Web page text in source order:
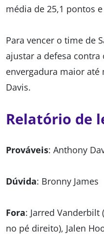
média de 25,1 pontos
Para vencer o time de
ajustar a defesa
envergadura maior até
Davis.
Relatório de
Prováveis: Anthony
Dúvida: Bronny James
Fora: Jarred
no pé direito), Jalen